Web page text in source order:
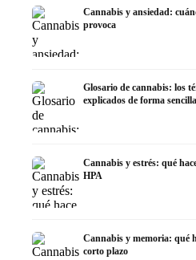
Cannabis y ansiedad:
provoca
Glosario de cannabis: los
explicados de forma sencilla
Cannabis y estrés: qué
HPA
Cannabis y memoria: qué
corto plazo